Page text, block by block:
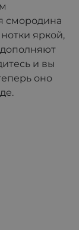
смородина
яркой,
и вы
оно